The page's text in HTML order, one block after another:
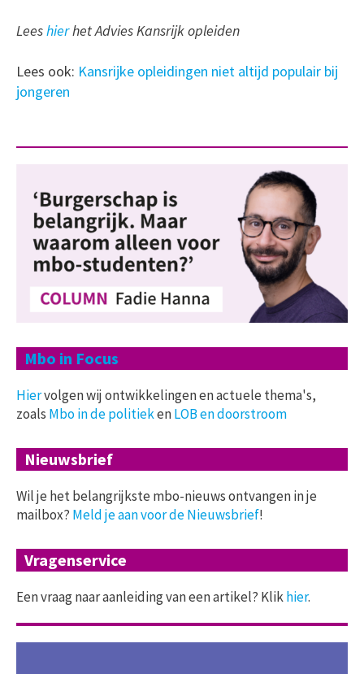
Leeshierhet Advies Kansrijk opleiden
Lees ook: Kansrijke opleidingen niet altijd populair bij
jongeren
Mbo in Focus
Hiervolgen wij ontwikkelingen en actuele thema's,
zoals Mbo in de politiekenLOB en doorstroom
Nieuwsbrief
Wil je het belangrijkste mbo-nieuws ontvangen in je
mailbox? Meld je aan voor de Nieuwsbrief!
Vragenservice
Een vraag naar aanleiding van een artikel? Klikhier.